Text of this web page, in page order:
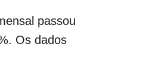
passou
Os dados